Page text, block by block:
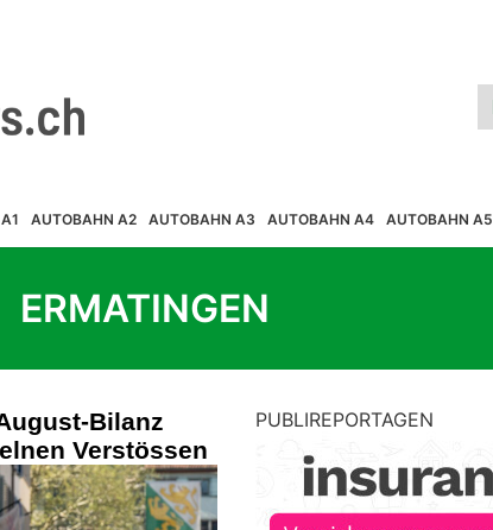
AUTOBAHN A2 AUTOBAHN A3 AUTOBAHN A4 AUTOBAHN A5
ERMATINGEN
Bilanz
Verstössen
PUBLIREPORTAGEN